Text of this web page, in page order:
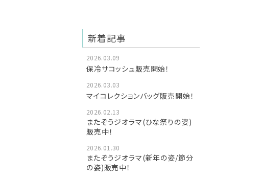
新着記事
2026.03.09
保冷サコッシュ販売開始！
2026.03.03
マイコレクションバッグ販売開始！
2026.02.13
またぞうジオラマ(ひな祭りの姿)
販売中！
2026.01.30
またぞうジオラマ(新年の姿/節分
の姿)販売中！